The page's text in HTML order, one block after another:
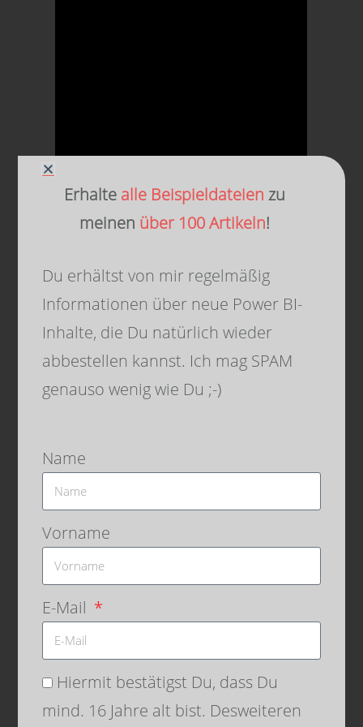
Danke für Dein Interesse und bis
zum nächsten Mal. Denk
dran:Sharing is caring
Dir der Beitrag gefallen hat, dann
teile ihn gerne. Falls
DuAnmerkungen
gerne einen Kommentar, oder
schicke mir eine Mail
Erhalte alle Beispieldateien zu
meinen über 100 Artikeln!
Du erhältst von mir regelmäßig
Informationen über neue Power BI-
Inhalte, die Du natürlich wieder
abbestellen kannst. Ich mag SPAM
genauso wenig wie Du ;-)
Name
Vorname
E-Mail
Hiermit bestätigst Du, dass Du
mind. 16 Jahre alt bist. Desweiteren